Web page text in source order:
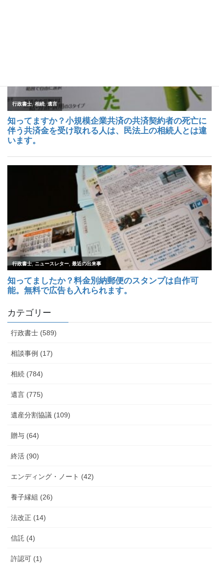
カテゴリー
行政書士 (589)
相談事例 (17)
相続 (784)
遺言 (775)
遺産分割協議 (109)
贈与 (64)
終活 (90)
エンディング・ノート (42)
養子縁組 (26)
法改正 (14)
信託 (4)
許認可 (1)